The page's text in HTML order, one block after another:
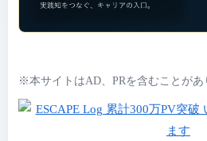
※本サイトはAD、PRを含むことがあ